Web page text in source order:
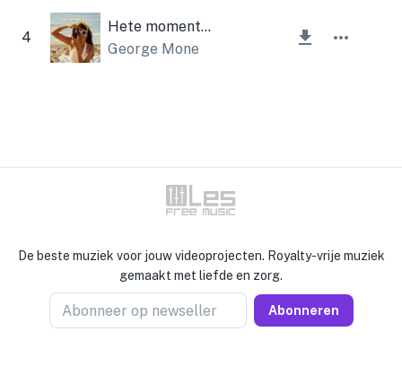
4
Hete momenten
George Mone
De beste muziek voor jouw videoprojecten. Royalty-vrije muziek
gemaakt met liefde en zorg.
Abonneer op newseller Abonneren